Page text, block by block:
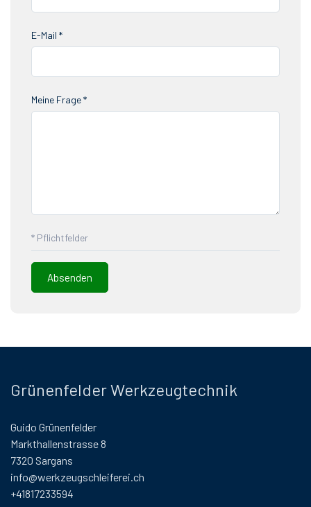
E-Mail *
Meine Frage *
* Pflichtfelder
Grünenfelder Werkzeugtechnik
Guido Grünenfelder
Markthallenstrasse 8
7320 Sargans
info@werkzeugschleiferei.ch
+41817233594